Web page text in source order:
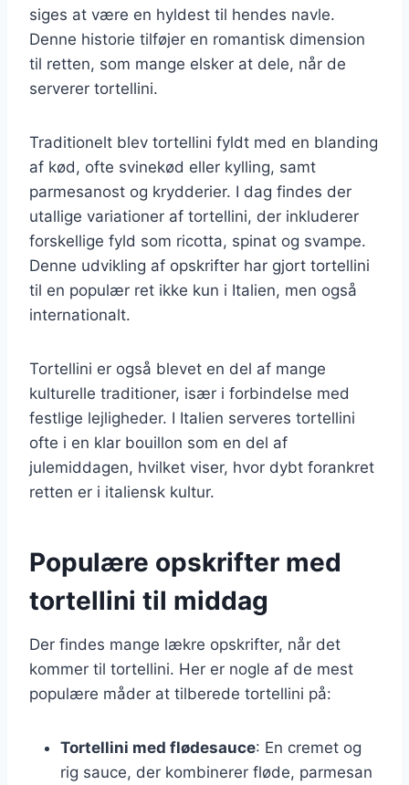
siges at være en hyldest til hendes navle.
Denne historie tilføjer en romantisk dimension
til retten, som mange elsker at dele, når de
serverer tortellini.
Traditionelt blev tortellini fyldt med en blanding
af kød, ofte svinekød eller kylling, samt
parmesanost og krydderier. I dag findes der
utallige variationer af tortellini, der inkluderer
forskellige fyld som ricotta, spinat og svampe.
Denne udvikling af opskrifter har gjort tortellini
til en populær ret ikke kun i Italien, men også
internationalt.
Tortellini er også blevet en del af mange
kulturelle traditioner, især i forbindelse med
festlige lejligheder. I Italien serveres tortellini
ofte i en klar bouillon som en del af
julemiddagen, hvilket viser, hvor dybt forankret
retten er i italiensk kultur.
Populære opskrifter med
tortellini til middag
Der findes mange lækre opskrifter, når det
kommer til tortellini. Her er nogle af de mest
populære måder at tilberede tortellini på:
Tortellini med flødesauce: En cremet og
rig sauce, der kombinerer fløde, parmesan